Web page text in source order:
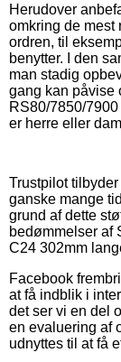
Herudover
omkring de mest
ordren, til
benytter. I den
man stadig
gang kan påvise
RS80/7850/
er herre eller
Trustpilot
ganske mange
grund af dette
bedømmelser af
C24 302mm
Facebook
at få indblik i
det ser vi en del
en evaluering af
udnyttes til at få